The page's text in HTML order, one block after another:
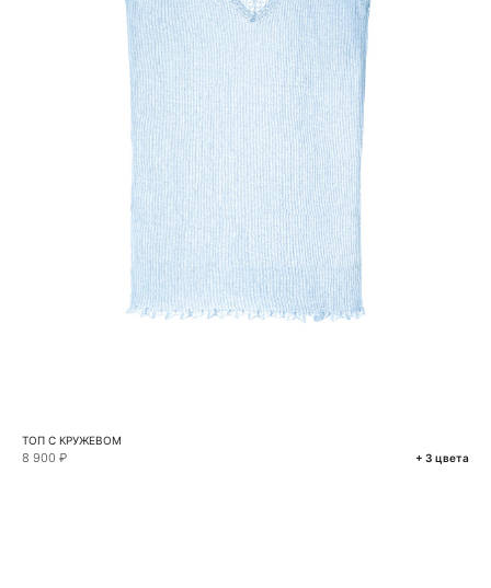
ТОП С КРУЖЕВОМ
8 900 ₽ + 3 цвета